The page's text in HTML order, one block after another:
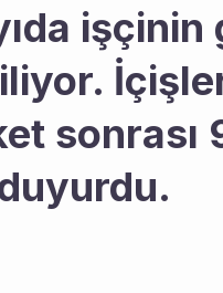
işçinin
sonrası